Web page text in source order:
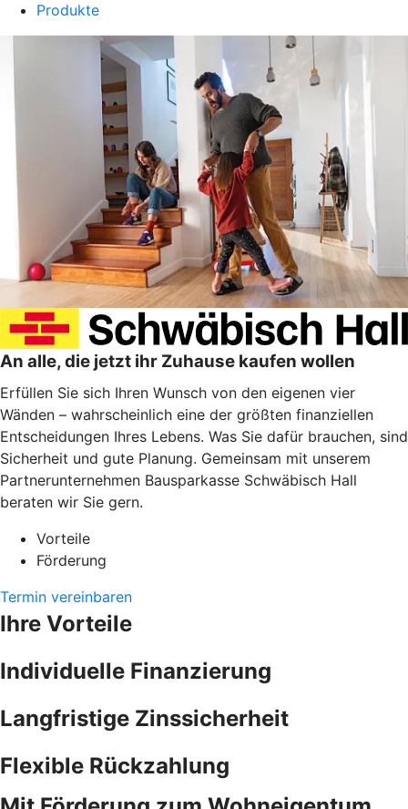
Produkte
An alle, die jetzt ihr Zuhause kaufen wollen
Erfüllen Sie sich Ihren Wunsch von den eigenen vier
Wänden – wahrscheinlich eine der größten finanziellen
Entscheidungen Ihres Lebens. Was Sie dafür brauchen, sind
Sicherheit und gute Planung. Gemeinsam mit unserem
Partnerunternehmen Bausparkasse Schwäbisch Hall
beraten wir Sie gern.
Vorteile
Förderung
Termin vereinbaren
Ihre Vorteile
Individuelle Finanzierung
Langfristige Zinssicherheit
Flexible Rückzahlung